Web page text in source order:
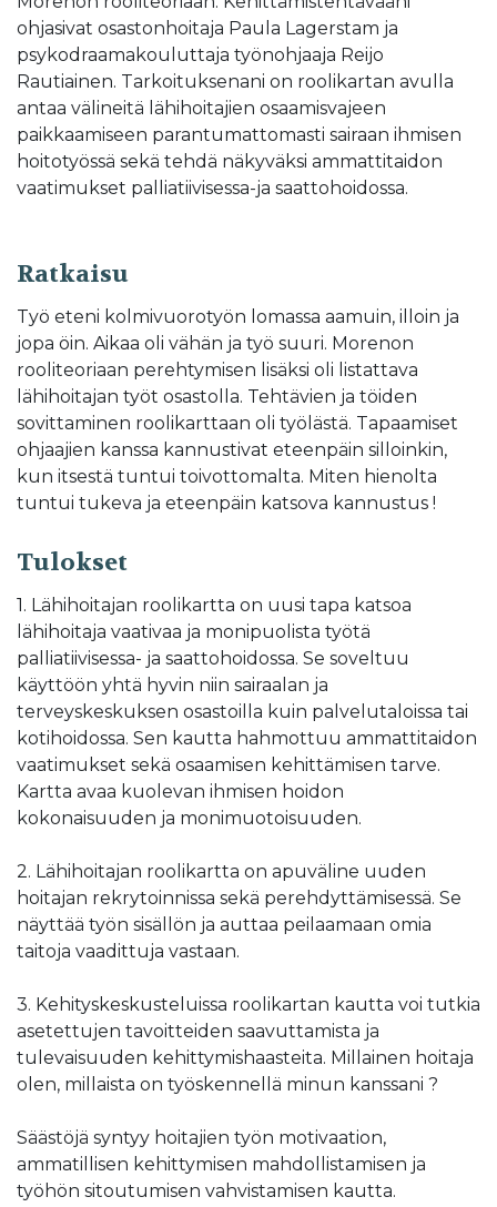
ohjasivat osastonhoitaja Paula Lagerstam ja
psykodraamakouluttaja työnohjaaja Reijo
Rautiainen. Tarkoituksenani on roolikartan avulla
antaa välineitä lähihoitajien osaamisvajeen
paikkaamiseen parantumattomasti sairaan ihmisen
hoitotyössä sekä tehdä näkyväksi ammattitaidon
vaatimukset palliatiivisessa-ja saattohoidossa.
Ratkaisu
Työ eteni kolmivuorotyön lomassa aamuin, illoin ja
jopa öin. Aikaa oli vähän ja työ suuri. Morenon
rooliteoriaan perehtymisen lisäksi oli listattava
lähihoitajan työt osastolla. Tehtävien ja töiden
sovittaminen roolikarttaan oli työlästä. Tapaamiset
ohjaajien kanssa kannustivat eteenpäin silloinkin,
kun itsestä tuntui toivottomalta. Miten hienolta
tuntui tukeva ja eteenpäin katsova kannustus !
Tulokset
1. Lähihoitajan roolikartta on uusi tapa katsoa
lähihoitaja vaativaa ja monipuolista työtä
palliatiivisessa- ja saattohoidossa. Se soveltuu
käyttöön yhtä hyvin niin sairaalan ja
terveyskeskuksen osastoilla kuin palvelutaloissa tai
kotihoidossa. Sen kautta hahmottuu ammattitaidon
vaatimukset sekä osaamisen kehittämisen tarve.
Kartta avaa kuolevan ihmisen hoidon
kokonaisuuden ja monimuotoisuuden.
2. Lähihoitajan roolikartta on apuväline uuden
hoitajan rekrytoinnissa sekä perehdyttämisessä. Se
näyttää työn sisällön ja auttaa peilaamaan omia
taitoja vaadittuja vastaan.
3. Kehityskeskusteluissa roolikartan kautta voi tutkia
asetettujen tavoitteiden saavuttamista ja
tulevaisuuden kehittymishaasteita. Millainen hoitaja
olen, millaista on työskennellä minun kanssani ?
Säästöjä syntyy hoitajien työn motivaation,
ammatillisen kehittymisen mahdollistamisen ja
työhön sitoutumisen vahvistamisen kautta.